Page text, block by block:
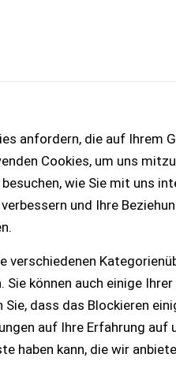
anfordern, die auf Ihrem
Cookies, um uns
wie Sie mit uns
und Ihre
verschiedenen
Sie können auch einige
Sie, dass das Blockieren
auf Ihre Erfahrung auf
haben kann, die wir